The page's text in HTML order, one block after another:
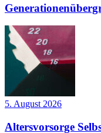
5. August 2026
Altersvorsorge